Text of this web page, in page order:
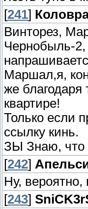
[241]
Винторез,
Чернобыль-2,
Маршал,я,
же благодаря
квартире!
Только если
ссылку кинь.
ЗЫ Знаю, что
[242]
Ну, вероятно,
[243]